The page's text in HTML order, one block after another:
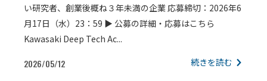
い研究者、創業後概ね３年未満の企業 応募締切：2026年6
月17日（水）23：59 ▶ 公募の詳細・応募はこちら
Kawasaki Deep Tech Ac...
2026/05/12 続きを読む